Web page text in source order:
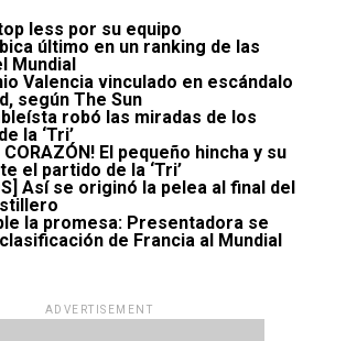
less por su equipo
último en un ranking de las
Mundial
Valencia vinculado en escándalo
según The Sun
robó las miradas de los
la ‘Tri’
CORAZÓN! El pequeño hincha y su
el partido de la ‘Tri’
Así se originó la pelea al final del
la promesa: Presentadora se
de Francia al Mundial
ADVERTISEMENT